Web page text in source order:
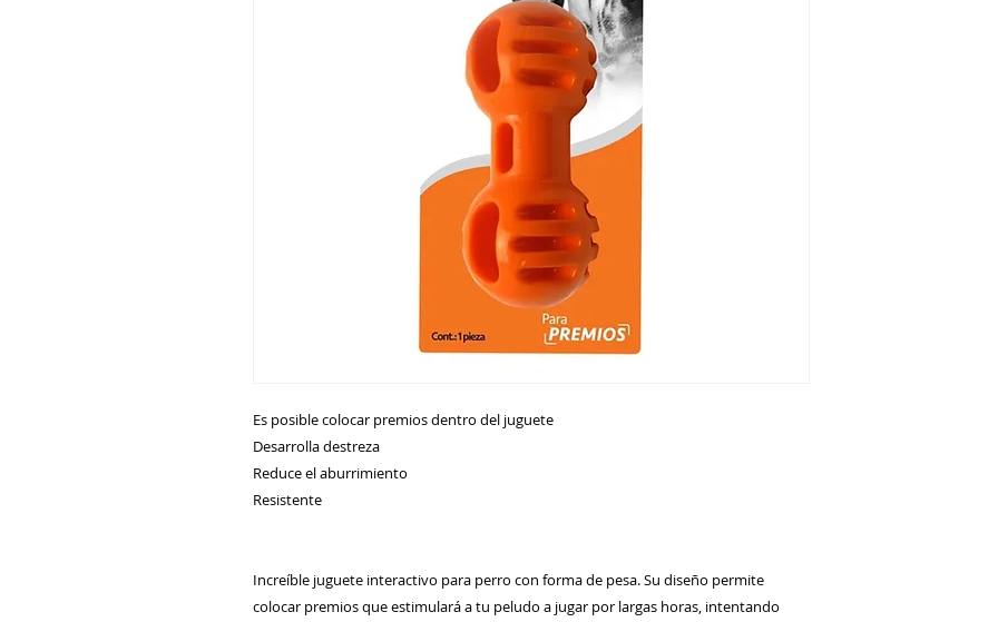
Es posible colocar premios dentro del juguete
Desarrolla destreza
Reduce el aburrimiento
Resistente
Increíble juguete interactivo para perro con forma de pesa. Su diseño permite
colocar premios que estimulará a tu peludo a jugar por largas horas, intentando